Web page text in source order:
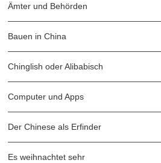
Ämter und Behörden
Bauen in China
Chinglish oder Alibabisch
Computer und Apps
Der Chinese als Erfinder
Es weihnachtet sehr